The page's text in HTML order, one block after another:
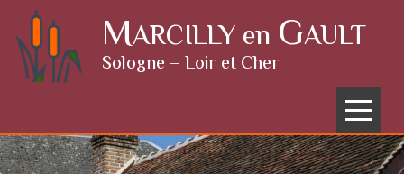
Skip to content MARCILLY en GAULT
Sologne – Loir et Cher
Menu